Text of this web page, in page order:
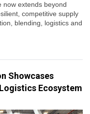
now extends beyond
competitive supply
blending, logistics and
Showcases
Ecosystem